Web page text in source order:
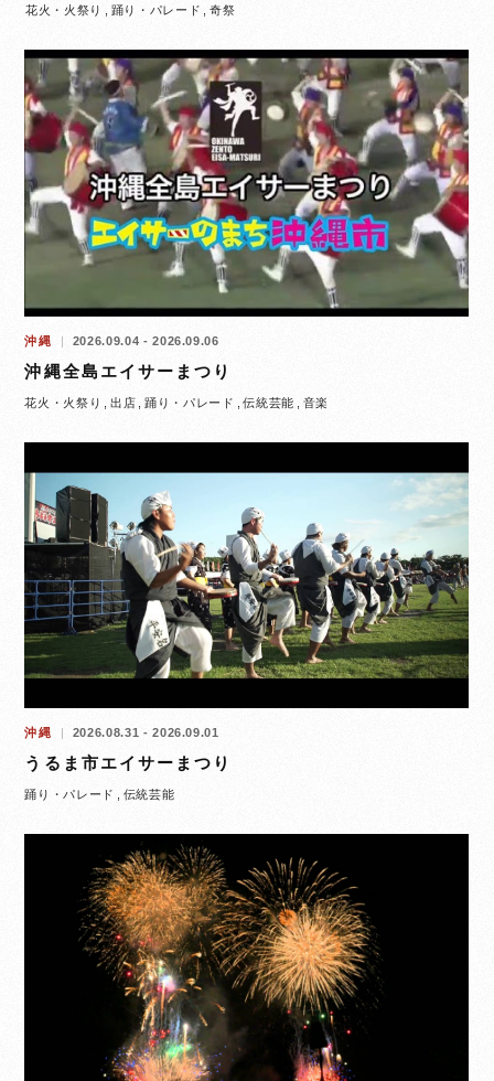
花火・火祭り 踊り・パレード 奇祭
沖縄 2026.09.04 - 2026.09.06
沖縄全島エイサーまつり
花火・火祭り 出店 踊り・パレード 伝統芸能 音楽
沖縄 2026.08.31 - 2026.09.01
うるま市エイサーまつり
踊り・パレード 伝統芸能